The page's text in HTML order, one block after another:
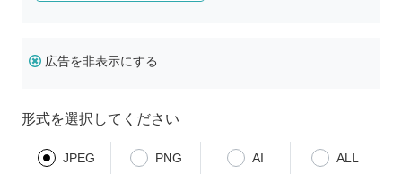
広告を非表示にする
形式を選択してください
JPEG PNG AI ALL